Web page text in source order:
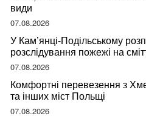
види
07.08.2026
У Кам’янці-Подільському
розслідування пожежі на
07.08.2026
Комфортні перевезення з
та інших міст Польщі
07.08.2026